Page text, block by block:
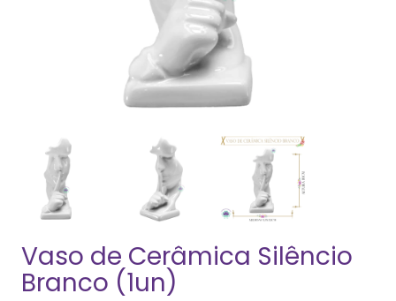
Vaso de Cerâmica Silêncio
Branco (1un)